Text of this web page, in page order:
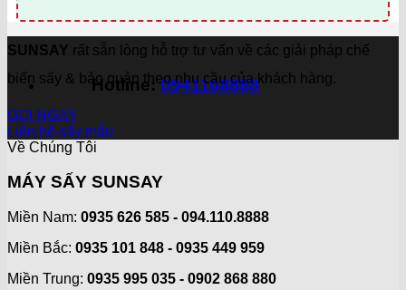
Hotline:0941108888
SUNSAY rất sẵn lòng hỗ trợ tư vấn về các giải pháp chế
biến sấy & bảo quản theo nhu cầu của khách hàng.
GỌI NGAY
Liên hệ sấy mẫu
Về Chúng Tôi
MÁY SẤY SUNSAY
Miền Nam: 0935 626 585 - 094.110.8888
Miền Bắc: 0935 101 848 - 0935 449 959
Miền Trung: 0935 995 035 - 0902 868 880